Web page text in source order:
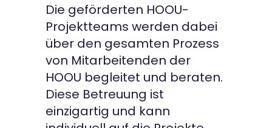
Die geförderten HOOU-
Projektteams werden dabei
über den gesamten Prozess
von Mitarbeitenden der
HOOU begleitet und beraten.
Diese Betreuung ist
einzigartig und kann